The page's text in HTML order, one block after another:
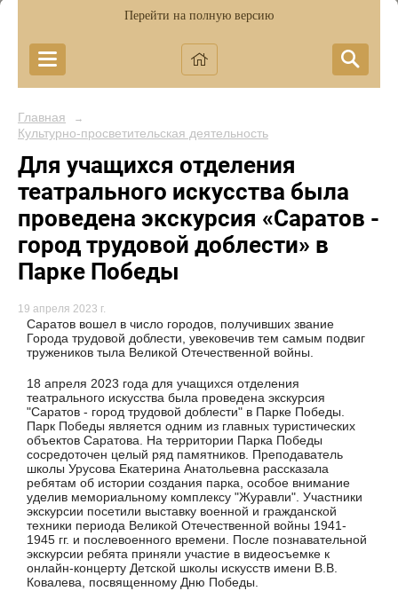
Перейти на полную версию
Главная →
Культурно-просветительская деятельность
Для учащихся отделения
театрального искусства была
проведена экскурсия «Саратов -
город трудовой доблести» в
Парке Победы
19 апреля 2023 г.
Саратов вошел в число городов, получивших звание
Города трудовой доблести, увековечив тем самым подвиг
тружеников тыла Великой Отечественной войны.
18 апреля 2023 года для учащихся отделения
театрального искусства была проведена экскурсия
"Саратов - город трудовой доблести" в Парке Победы.
Парк Победы является одним из главных туристических
объектов Саратова. На территории Парка Победы
сосредоточен целый ряд памятников. Преподаватель
школы Урусова Екатерина Анатольевна рассказала
ребятам об истории создания парка, особое внимание
уделив мемориальному комплексу "Журавли". Участники
экскурсии посетили выставку военной и гражданской
техники периода Великой Отечественной войны 1941-
1945 гг. и послевоенного времени. После познавательной
экскурсии ребята приняли участие в видеосъемке к
онлайн-концерту Детской школы искусств имени В.В.
Ковалева, посвященному Дню Победы.